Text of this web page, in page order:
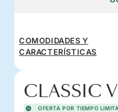
COMODIDADES Y
CARACTERÍSTICAS
CLASSIC
OFERTA POR TIEMPO